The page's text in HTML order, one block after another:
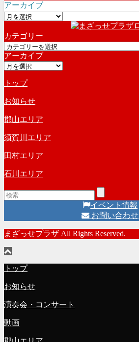
アーカイブ
ア
カ
イ
ブ
カテゴリー
カ
テ
ゴ
ー
アーカイブ
ア
カ
イ
ブ
トップ
お知らせ
郡山エリア
須賀川エリア
田村エリア
石川エリア
イベント情報
お問い合わせ
まざっせプラザ All Rights Reserved.
トップ
お知らせ
演奏会・コンサート
動画